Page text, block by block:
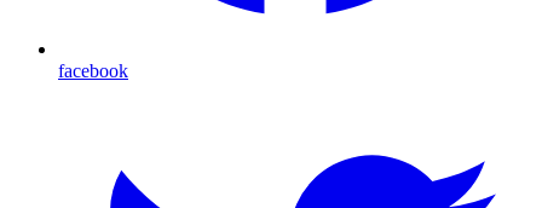
facebook